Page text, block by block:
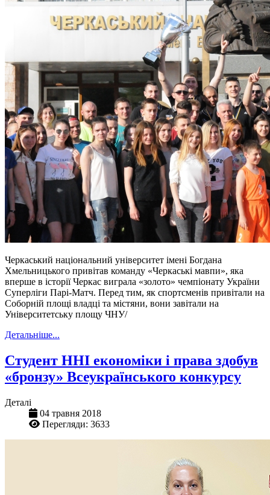
Черкаський національний університет імені Богдана
Хмельницького привітав команду «Черкаські мавпи», яка
вперше в історії Черкас виграла «золото» чемпіонату України
Суперліги Парі-Матч. Перед тим, як спортсменів привітали на
Соборній площі владці та містяни, вони завітали на
Університетську площу ЧНУ/
Детальніше...
Студент ННІ економіки і права здобув
«бронзу» Всеукраїнського конкурсу
Деталі
04 травня 2018
Перегляди: 3633